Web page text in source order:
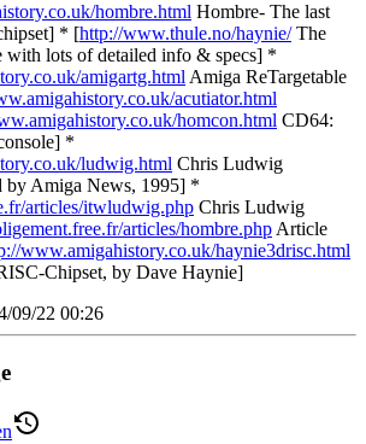
hombre.html Hombre- The last
* [http://www.thule.no/haynie/The
lots of detailed info & specs] *
amigartg.html Amiga ReTargetable
acutiator.html
homcon.html CD64:
*
ludwig.html Chris Ludwig
by Amiga News, 1995] *
articles/itwludwig.php Chris Ludwig
articles/hombre.php Article
www.amigahistory.co.uk/haynie3drisc.html
Chipset, by Dave Haynie]
09/22 00:26